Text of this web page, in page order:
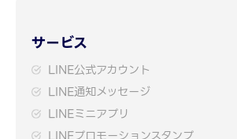
サービス
LINE公式アカウント
LINE通知メッセージ
LINEミニアプリ